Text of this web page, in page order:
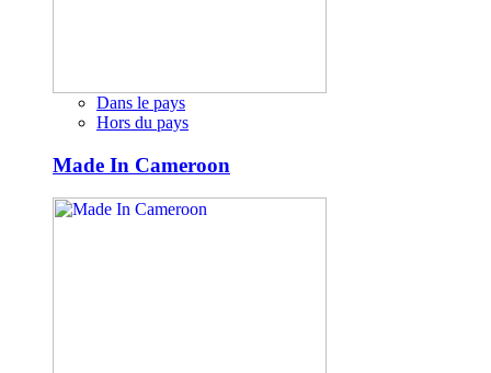
Dans le pays
Hors du pays
Made In Cameroon